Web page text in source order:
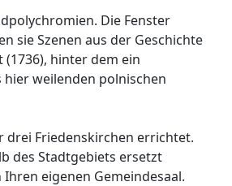
Die Fenster
sie Szenen aus der Geschichte
hinter dem ein
hier weilenden polnischen
drei Friedenskirchen errichtet.
des Stadtgebiets ersetzt
eigenen Gemeindesaal.